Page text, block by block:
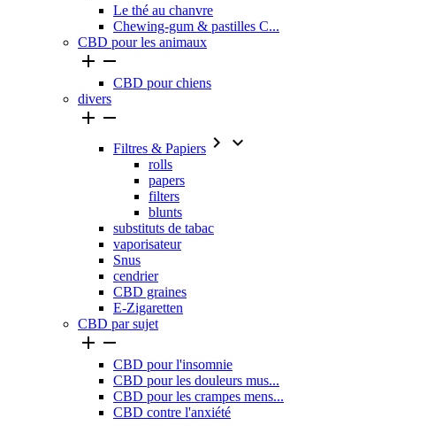
Le thé au chanvre
Chewing-gum & pastilles C...
CBD pour les animaux
 
CBD pour chiens
divers
 
Filtres & Papiers  
rolls
papers
filters
blunts
substituts de tabac
vaporisateur
Snus
cendrier
CBD graines
E-Zigaretten
CBD par sujet
 
CBD pour l'insomnie
CBD pour les douleurs mus...
CBD pour les crampes mens...
CBD contre l'anxiété